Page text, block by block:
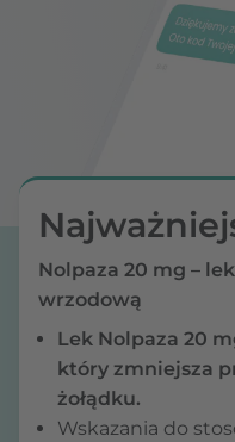
Nolpaza 20 mg –
wrzodową
Lek Nolpaza 20
który zmniejsza
żołądku.
Wskazania do